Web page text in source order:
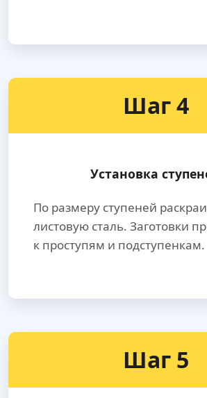
Шаг 4
Установка
По размеру ступеней
листовую сталь. Заготовки
к проступям и подступенкам.
Шаг 5